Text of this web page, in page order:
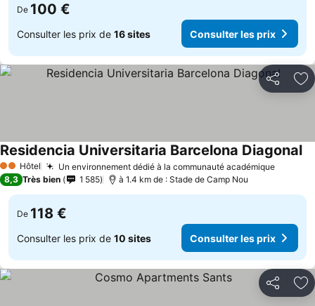
De 100 €
Consulter les prix de 16 sites Consulter les prix
Partager
2 Étoiles
Hôtel Un environnement dédié à la communauté académique
Residencia Universitaria Barcelona Diagonal
8,3 Très bien 1 585 à 1.4 km de : Stade de Camp Nou
De 118 €
Consulter les prix de 10 sites Consulter les prix
Partager